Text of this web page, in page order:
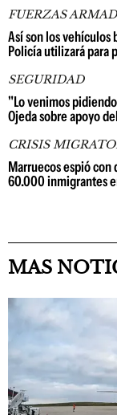
FUERZAS
Así son los vehículos
Policía utilizará para
SEGURIDAD
"Lo venimos
Ojeda sobre apoyo
CRISIS
Marruecos espió
60.000 inmigrantes
MAS